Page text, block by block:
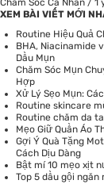
Chăm Sóc Cá Nhân / 1
XEM BÀI VIẾT MỚI
Routine Hiệu Quả
BHA, Niacinamide
Dầu Mụn
Chăm Sóc Mụn
Hợp
Xử Lý Sẹo Mụn:
Routine skincare
Routine chăm da
Mẹo Giữ Quần Áo
Gợi Ý Quà Tặng
Cách Dịu Dàng
Bật mí 10 mẹo xịt
Top 5 dầu gội